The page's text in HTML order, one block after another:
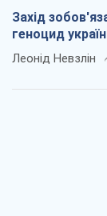
Захід
геноцид
Леонід Невзлін